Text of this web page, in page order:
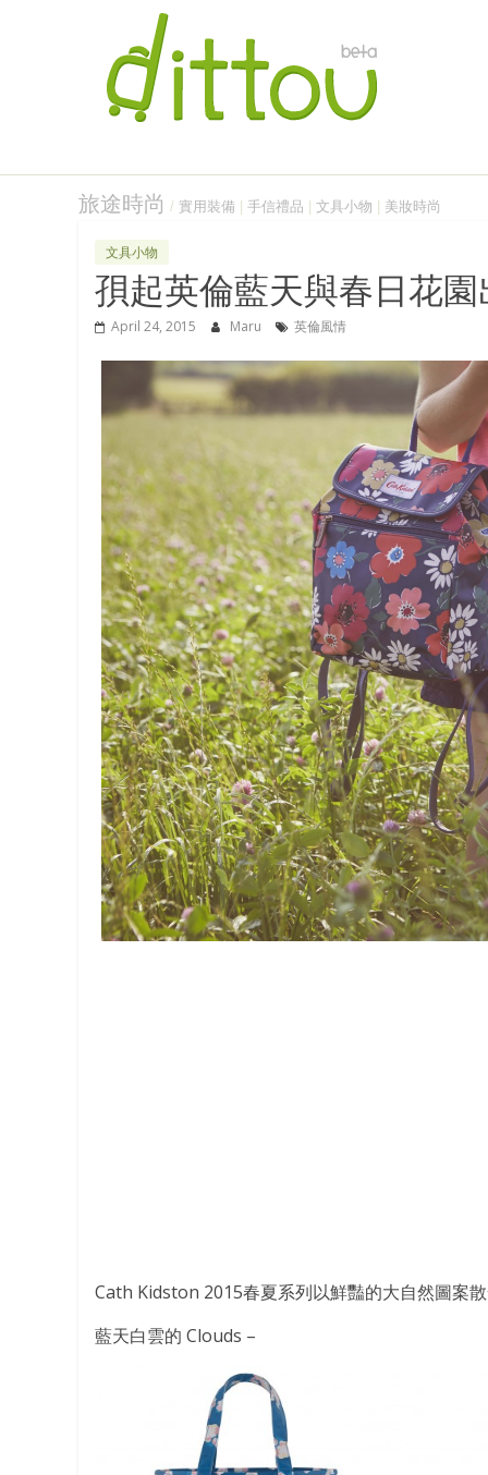
旅途時尚 / 實用裝備 手信禮品 文具小物 美妝時尚
文具小物
孭起英倫藍天與春日花園
April 24, 2015 Maru 英倫風情
Cath Kidston 2015春夏系列以鮮豔的大自然圖案
藍天白雲的 Clouds –